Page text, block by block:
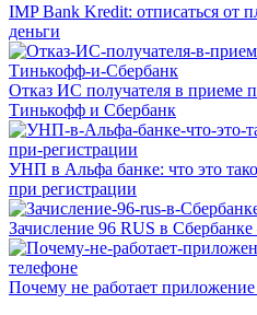
IMP Bank Kredit: отписаться от
деньги
Отказ ИС получателя в приеме
Тинькофф и Сбербанк
УНП в Альфа банке: что это
при регистрации
Зачисление 96 RUS в
Почему не работает